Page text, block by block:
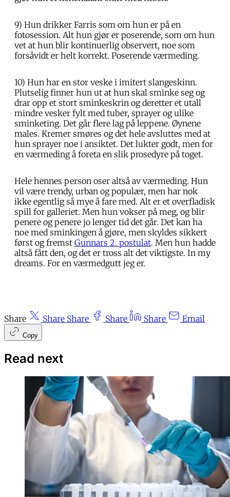
9) Hun drikker Farris som om hun er på en
fotosession. Alt hun gjør er poserende, som om hun
vet at hun blir kontinuerlig observert, noe som
forsåvidt er helt korrekt. Poserende værmeding.
10) Hun har en stor veske i imitert slangeskinn.
Plutselig finner hun ut at hun skal sminke seg og
drar opp et stort sminkeskrin og deretter et utall
mindre vesker fylt med tuber, sprayer og ulike
sminketing. Det går flere lag på leppene. Øynene
males. Kremer smøres og det hele avsluttes med at
hun sprayer noe i ansiktet. Det lukter godt, men for
en værmeding å foreta en slik prosedyre på toget.
Hele hennes person oser altså av værmeding. Hun
vil være trendy, urban og populær, men har nok
ikke egentlig så mye å fare med. Alt er et overfladisk
spill for galleriet. Men hun vokser på meg, og blir
penere og penere jo lenger tid det går. Det kan ha
noe med sminkingen å gjøre, men skyldes sikkert
først og fremst Gunnars 2. postulat. Men hun hadde
altså fått den, og det er tross alt det viktigste. In my
dreams. For en værmedgutt jeg er.
Share Share Share Share Share Email
Copy
Read next